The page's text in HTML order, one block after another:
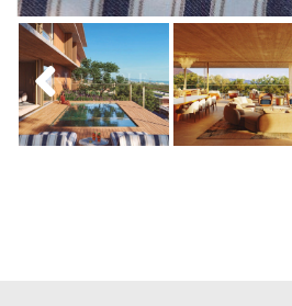
Previous